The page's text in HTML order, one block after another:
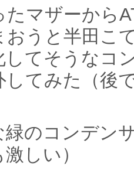
たマザーから
おうと半田こ
してそうなコ
してみた（後
緑のコンデン
しい）